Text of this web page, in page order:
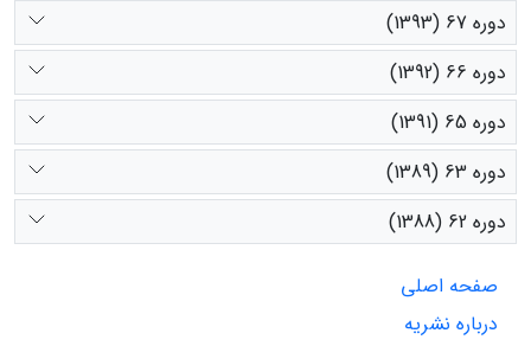
دوره 67 (1393)
دوره 66 (1392)
دوره 65 (1391)
دوره 63 (1389)
دوره 62 (1388)
صفحه اصلی
درباره نشریه